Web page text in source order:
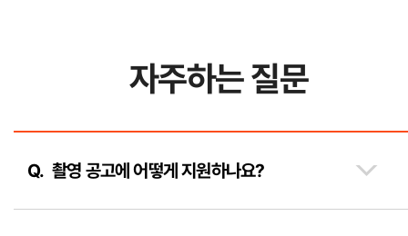
자주하는 질문
촬영 공고에 어떻게 지원하나요?